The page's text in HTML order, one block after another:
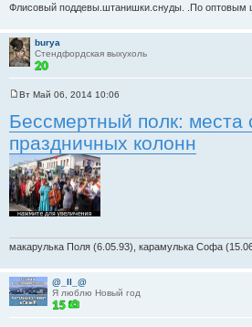
Флисовый поддевы.штанишки.снуды. .По оптовым
burya
Стендфордская выхухоль
о
о
б
щ
е
н
и
е
Вт Май 06, 2014 10:06
Бессмертный полк: места
праздничных колонн
макарулька Поля (6.05.93), карамулька Софа
@_ll_@
Я люблю Новый год